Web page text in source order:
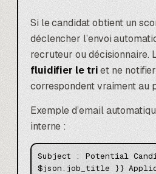
Si le candidat obtient un
déclencher l’envoi
recruteur ou décisionnaire.
fluidifier le triet ne
correspondent vraiment au
Exemple d’email
interne :
Subject : Potential
$json.job_title }}